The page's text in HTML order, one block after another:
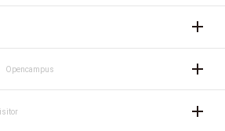
Opencampus